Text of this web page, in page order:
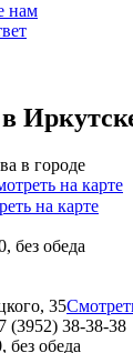
нам
в городе
на карте
на карте
без обеда
35
(3952) 38-38-38
без обеда